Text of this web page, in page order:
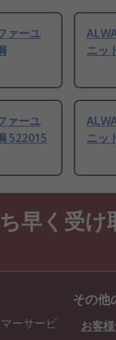
ァーユ
ニッ
ァーユ
522015
ニッ
早く受け
ーサービ
その他
お客